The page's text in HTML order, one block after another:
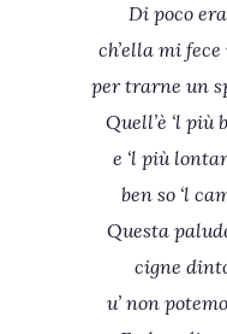
Di poco
ch’ella mi
per trarne un
Quell’è ‘l più
e ‘l più
ben so ‘l
Questa
cigne
u’ non